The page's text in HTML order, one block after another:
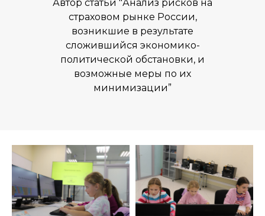
Автор статьи "Анализ рисков на
страховом рынке России,
возникшие в результате
сложившийся экономико-
политической обстановки, и
возможные меры по их
минимизации”
Ответы на вопросы
Летние программы
pm@inginirium-tn.ru
Хотите работать у нас?
press@inginirium-tn.ru
Для СМИ
Мастер-классы